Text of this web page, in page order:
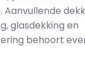
glasdekking en
behoort